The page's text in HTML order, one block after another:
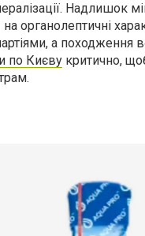
Надлишок
на органолептичні
а походження
по Києву критично,